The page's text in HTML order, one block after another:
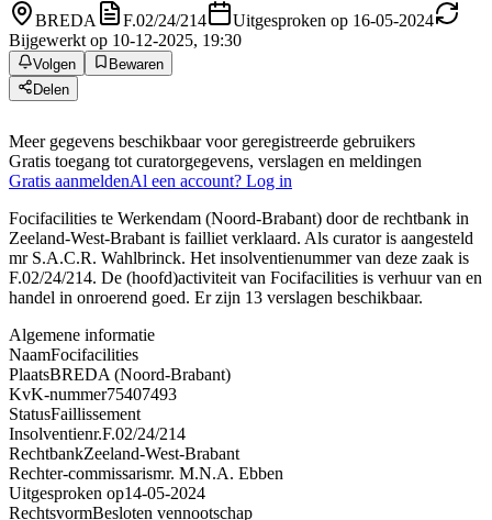
BREDA F.02/24/214
Uitgesproken op 16-05-2024
Bijgewerkt op 10-12-2025, 19:30
Volgen
Bewaren
Delen
Meer gegevens beschikbaar voor geregistreerde gebruikers
Gratis toegang tot curatorgegevens, verslagen en meldingen
Gratis aanmeldenAl een account? Log in
Focifacilities te Werkendam (Noord-Brabant) door de rechtbank in
Zeeland-West-Brabant is failliet verklaard. Als curator is aangesteld
mr S.A.C.R. Wahlbrinck. Het insolventienummer van deze zaak is
F.02/24/214. De (hoofd)activiteit van Focifacilities is verhuur van en
handel in onroerend goed. Er zijn 13 verslagen beschikbaar.
Algemene informatie
NaamFocifacilities
PlaatsBREDA (Noord-Brabant)
KvK-nummer75407493
StatusFaillissement
Insolventienr.F.02/24/214
RechtbankZeeland-West-Brabant
Rechter-commissarismr. M.N.A. Ebben
Uitgesproken op14-05-2024
RechtsvormBesloten vennootschap